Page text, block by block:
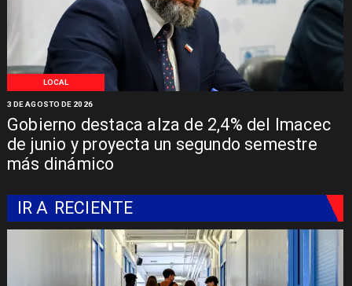
LOCAL
Gobierno destaca alza de 2,4% del Imacec
de junio y proyecta un segundo semestre
más dinámico
3 DE AGOSTO DE 2026
IR A RECIENTE